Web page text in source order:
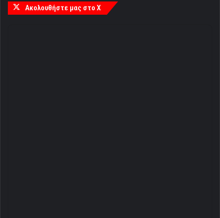
Ακολουθήστε μας στο X